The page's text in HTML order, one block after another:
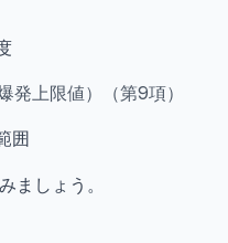
発上限値）（第9項）
囲
ましょう。